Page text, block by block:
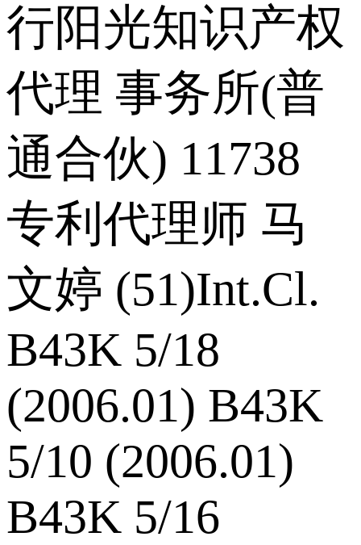
行阳光知识产权
代理 事务所(普
通合伙) 11738
专利代理师 马
文婷 (51)Int.Cl.
B43K 5/18
(2006.01) B43K
5/10 (2006.01)
B43K 5/16